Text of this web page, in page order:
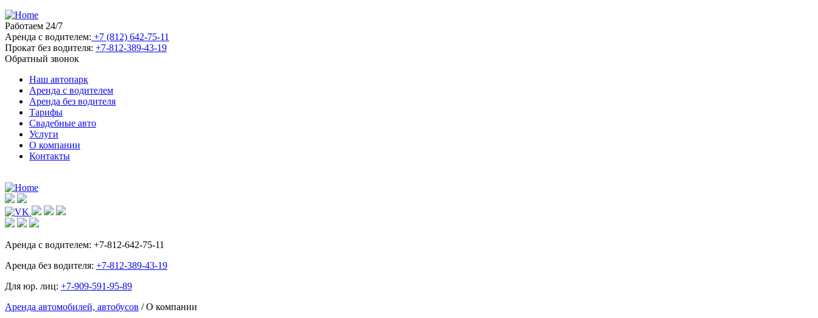
Работаем 24/7
Аренда с водителем: +7 (812) 642-75-11
Прокат без водителя: +7-812-389-43-19
Обратный звонок
Наш автопарк
Аренда с водителем
Аренда без водителя
Тарифы
Свадебные авто
Услуги
О компании
Контакты
Аренда с водителем: +7-812-642-75-11
Аренда без водителя: +7-812-389-43-19
Для юр. лиц: +7-909-591-95-89
Аренда автомобилей, автобусов / О компании